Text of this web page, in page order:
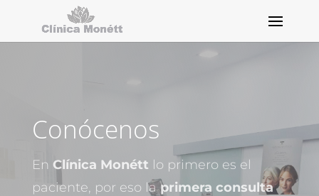
Conócenos
En Clínica Monétt lo primero es el
paciente, por eso laprimera consulta